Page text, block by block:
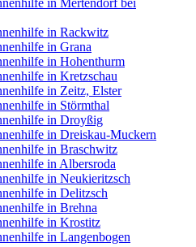
in Mertendorf bei
in Rackwitz
in Grana
in Hohenthurm
in Kretzschau
in Zeitz, Elster
in Störmthal
in Droyßig
in Dreiskau-Muckern
in Braschwitz
in Albersroda
in Neukieritzsch
in Delitzsch
in Brehna
in Krostitz
in Langenbogen